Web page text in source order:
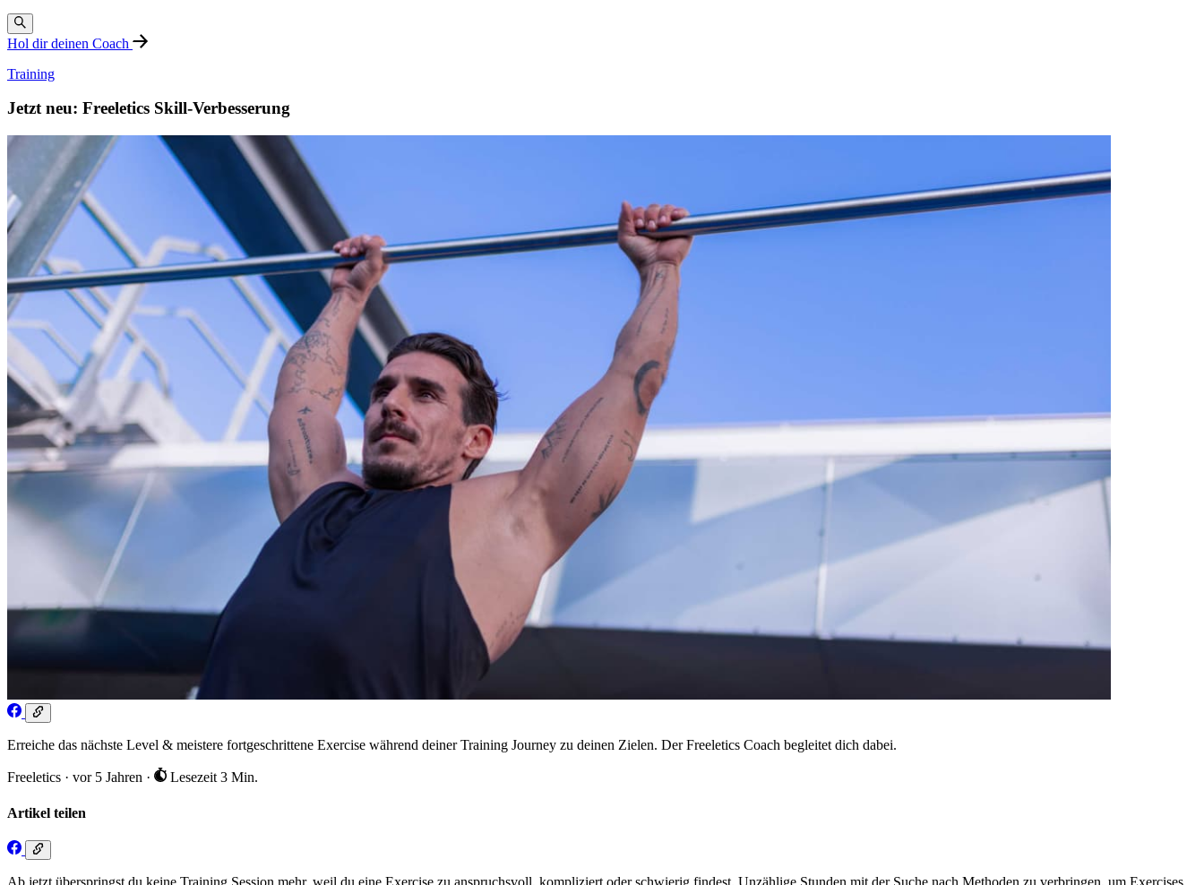
Hol dir deinen Coach
Training
Jetzt neu: Freeletics Skill-Verbesserung
Erreiche das nächste Level & meistere fortgeschrittene Exercise während deiner Training Journey zu deinen Zielen. Der Freeletics Coach begleitet dich dabei.
Freeletics · vor 5 Jahren · Lesezeit 3 Min.
Artikel teilen